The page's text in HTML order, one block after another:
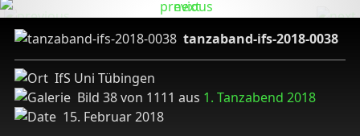
tanzaband-ifs-2018-0038
IfS Uni Tübingen
Bild 38 von 1111 aus 1. Tanzabend 2018
15. Februar 2018